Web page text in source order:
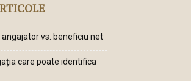
vs. beneficiu net
care poate identifica